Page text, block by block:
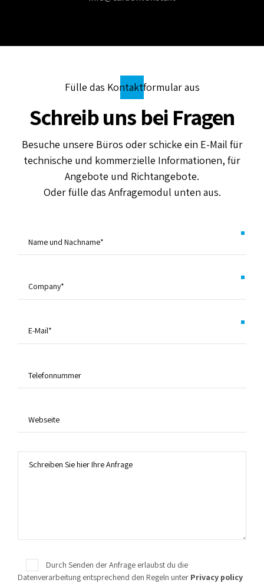
Fülle das Kontaktformular aus
Schreib uns bei Fragen
Besuche unsere Büros oder schicke ein E-Mail für
technische und kommerzielle Informationen, für
Angebote und Richtangebote.
Oder fülle das Anfragemodul unten aus.
Durch Senden der Anfrage erlaubst du die
Datenverarbeitung entsprechend den Regeln unter Privacy policy